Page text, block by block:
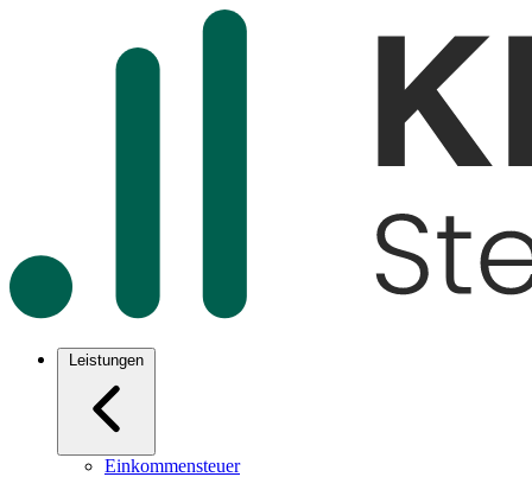
Leistungen
Einkommensteuer